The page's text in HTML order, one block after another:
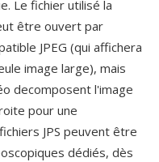
Le fichier utilisé la
être ouvert par
JPEG (qui affichera
image large), mais
decomposent l'image
pour une
JPS peuvent être
dédiés, dès